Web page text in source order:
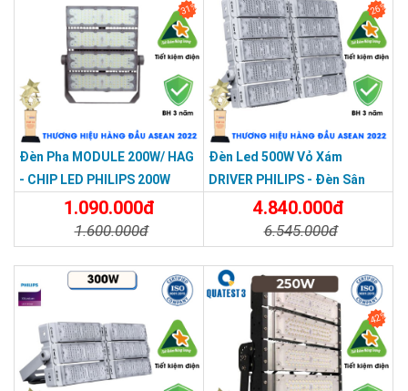
31%
Đèn Pha MODULE 200W/ HAG
- CHIP LED PHILIPS 200W
1.090.000đ
1.600.000đ
26%
Đèn Led 500W Vỏ Xám
DRIVER PHILIPS - Đèn Sân
Bóng, Sân Pickleball Module
4.840.000đ
6.545.000đ
42%